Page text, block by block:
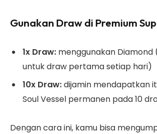
Gunakan Draw di Premium
1x Draw: menggunakan Diamond
untuk draw pertama setiap hari)
10x Draw:dijamin mendapatkan
Soul Vessel permanen pada 10
Dengan cara ini, kamu bisa